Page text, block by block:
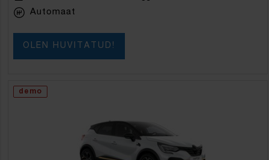
Automaat
OLEN HUVITATUD!
demo